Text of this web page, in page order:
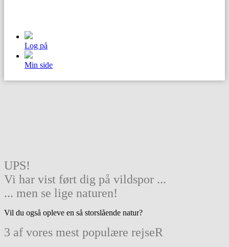
Log på
Min side
UPS!
Vi har vist ført dig på vildspor ...
... men se lige naturen!
Vil du også opleve en så storslående natur?
3 af vores mest populære rejseR